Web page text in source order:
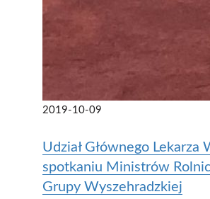
2019-10-09
Udział Głównego
spotkaniu Ministrów
Grupy Wyszehradzkiej